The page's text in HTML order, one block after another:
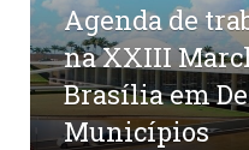
Agenda de
na XXIII
Brasília em
Municípios